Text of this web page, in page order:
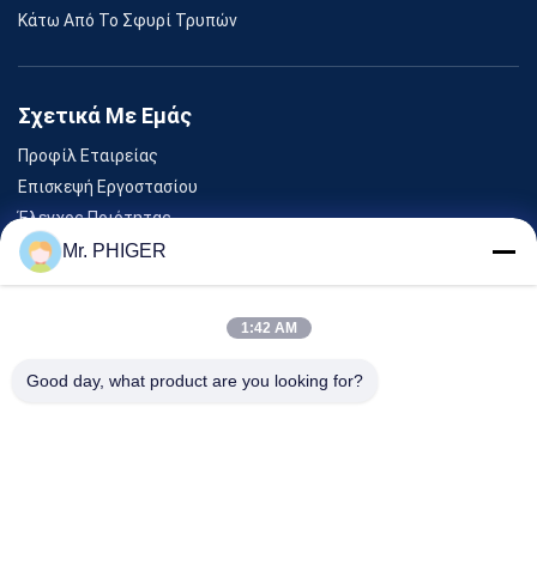
Κάτω Από Το Σφυρί Τρυπών
Σχετικά Με Εμάς
Προφίλ Εταιρείας
Επισκεψή Εργοστασίου
Έλεγχος Ποιότητας
Sitemap
Εκδηλώσεις
Mr. PHIGER
1:42 AM
Good day, what product are you looking for?